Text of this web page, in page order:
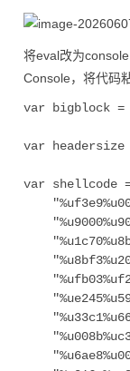
将eval改为
Console，将代码
var bigblock =
var headersize
var shellcode